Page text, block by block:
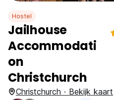
Hostel
Jailhouse
Accommodati
on
Christchurch
Christchurch · Bekijk kaart